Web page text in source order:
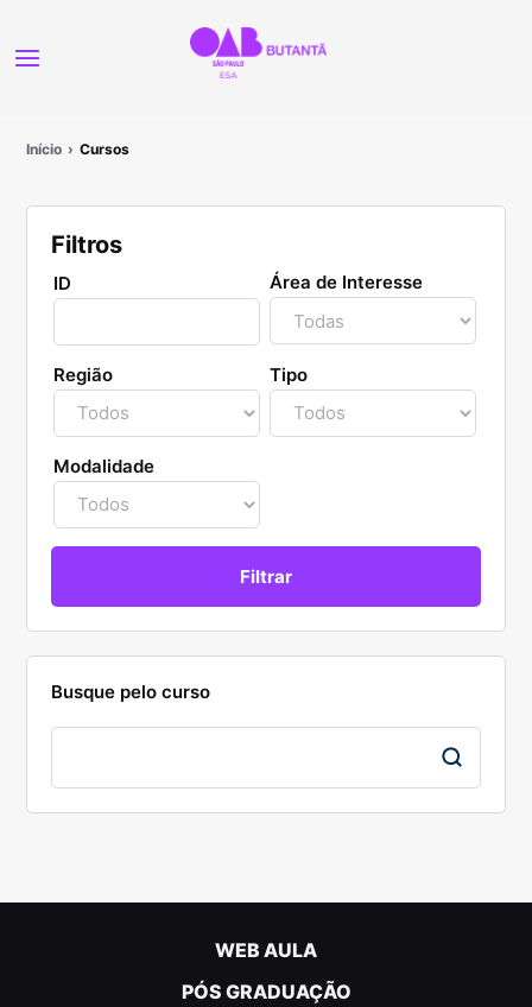
Início Cursos
Filtros
ID Área de Interesse
Região Tipo
Modalidade
Busque pelo curso
WEB AULA
PÓS GRADUAÇÃO